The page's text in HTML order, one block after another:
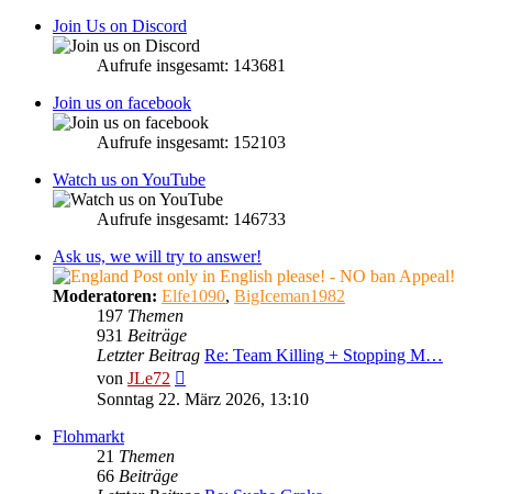
Join Us on Discord
Aufrufe insgesamt: 143681
Join us on facebook
Aufrufe insgesamt: 152103
Watch us on YouTube
Aufrufe insgesamt: 146733
Ask us, we will try to answer!
Post only in English please! - NO ban Appeal!
Moderatoren: Elfe1090, BigIceman1982
197 Themen
931 Beiträge
Letzter Beitrag Re: Team Killing + Stopping M…
von JLe72
Beitrag
Sonntag 22. März 2026, 13:10
Flohmarkt
21 Themen
66 Beiträge